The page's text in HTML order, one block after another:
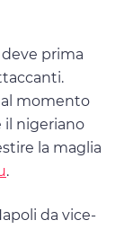
prima
al momento
il nigeriano
la maglia
.
da vice-